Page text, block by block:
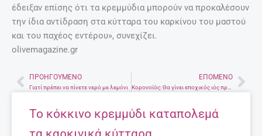
έδειξαν επίσης ότι τα κρεμμύδια μπορούν να προκαλέσουν
την ίδια αντίδραση στα κύτταρα του καρκίνου του μαστού
και του παχέος εντέρου», συνεχίζει.
olivemagazine.gr
Prev
ΠΡΟΗΓΟΎΜΕΝΟ
Γιατί πρέπει να πίνετε νερό με λεμόνι
ΕΠΌΜΕΝΟ
Κορoνοϊός: Θα γίνει εποχικός ιός προβλέπουν οι επιστήμονες – Πότε θα συμβεί αυτό
Το κόκκινο κρεμμύδι καταπολεμά